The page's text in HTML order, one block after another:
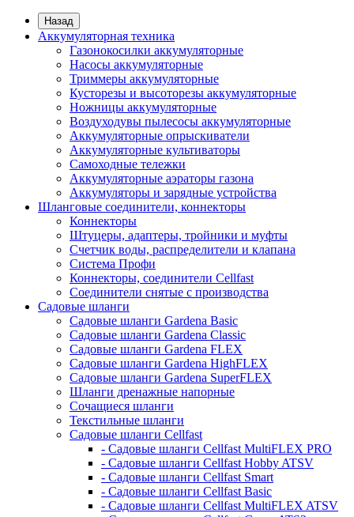
Назад
Аккумуляторная техника
Газонокосилки аккумуляторные
Насосы аккумуляторные
Триммеры аккумуляторные
Кусторезы и высоторезы аккумуляторные
Ножницы аккумуляторные
Воздуходувы пылесосы аккумуляторные
Аккумуляторные опрыскиватели
Аккумуляторные культиваторы
Самоходные тележки
Аккумуляторные аэраторы газона
Аккумуляторы и зарядные устройства
Шланговые соединители, коннекторы
Коннекторы
Штуцеры, адаптеры, тройники и муфты
Счетчик воды, распределители и клапана
Система Профи
Коннекторы, соединители Cellfast
Соединители снятые с производства
Садовые шланги
Садовые шланги Gardena Basic
Садовые шланги Gardena Classic
Садовые шланги Gardena FLEX
Садовые шланги Gardena HighFLEX
Садовые шланги Gardena SuperFLEX
Шланги дренажные напорные
Сочащиеся шланги
Текстильные шланги
Садовые шланги Cellfast
- Садовые шланги Cellfast MultiFLEX PRO
- Садовые шланги Cellfast Hobby ATSV
- Садовые шланги Cellfast Smart
- Садовые шланги Cellfast Basic
- Садовые шланги Cellfast MultiFLEX ATSV